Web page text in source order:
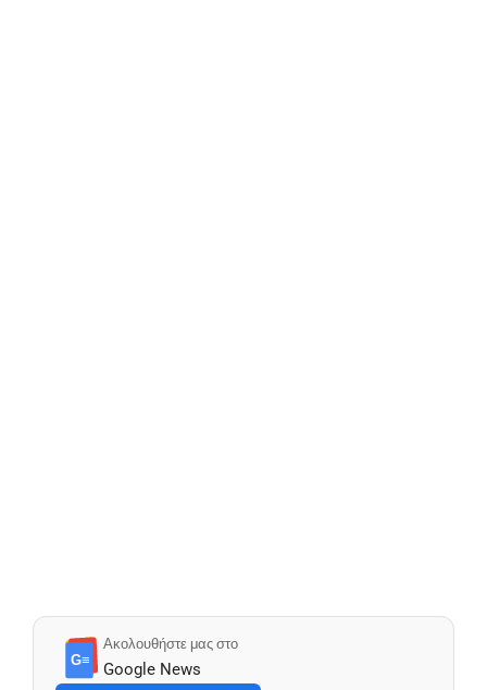
G≡
Ακολουθήστε μας στο
Google News